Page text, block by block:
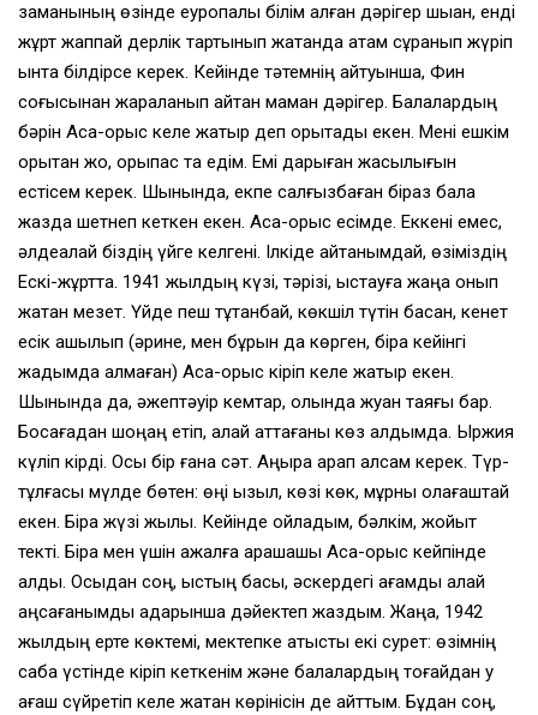
заманының өзінде еуропалық білім алған дәрігер шыққан, енді
жұрт жаппай дерлік тартынып жатқанда атам сұранып жүріп
ынта білдірсе керек. Кейінде тәтемнің айтуынша, Фин
соғысынан жараланып қайтқан маман дәрігер. Балалардың
бәрін Ақсақ-орыс келе жатыр деп қорқытады екен. Мені ешкім
қорқытқан жоқ, қорықпас та едім. Емі дарыған жақсылығын
естісем керек. Шынында, екпе салғызбаған біраз бала
жазда шетнеп кеткен екен. Ақсақ-орыс есімде. Еккені емес,
әлдеқалай біздің үйге келгені. Ілкіде айтқанымдай, өзіміздің
Ескі-жұртта. 1941 жылдың күзі, тәрізі, қыстауға жаңа қонып
жатқан мезет. Үйде пеш тұтанбай, көкшіл түтін басқан, кенет
есік ашылып (әрине, мен бұрын да көрген, бірақ кейінгі
жадымда қалмаған) Ақсақ-орыс кіріп келе жатыр екен.
Шынында да, әжептәуір кемтар, қолында жуан таяғы бар.
Босағадан шоңқаң етіп, қалай аттағаны көз алдымда. Ыржия
күліп кірді. Осы бір ғана сәт. Аңыра қарап қалсам керек. Түр-
тұлғасы мүлде бөтен: өңі қызыл, көзі көк, мұрны қолағаштай
екен. Бірақ жүзі жылы. Кейінде ойладым, бәлкім, жойыт
текті. Бірақ мен үшін ажалға арашашы Ақсақ-орыс кейпінде
қалды. Осыдан соң, қыстың басы, әскердегі ағамды қалай
аңсағанымды қадарынша дәйектеп жаздым. Жаңа, 1942
жылдың ерте көктемі, мектепке қатысты екі сурет: өзімнің
сабақ үстінде кіріп кеткенім және балалардың тоғайдан қу
ағаш сүйретіп келе жатқан көрінісін де айттым. Бұдан соң,